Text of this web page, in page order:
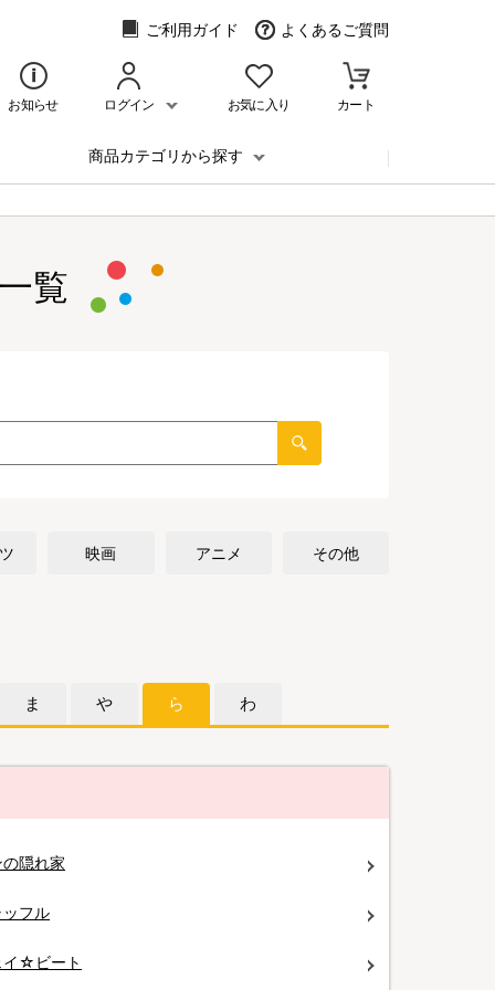
ご利用ガイド よくあるご質問
お知らせ ログイン お気に入り カート
商品カテゴリから探す
覧
映画 アニメ その他
ま や ら わ
隠れ家
フル
イ☆ビート